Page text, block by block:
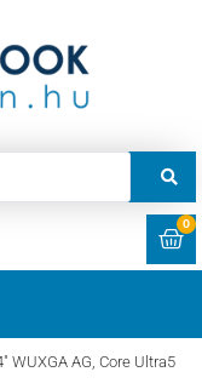
0
WUXGA AG, Core Ultra5